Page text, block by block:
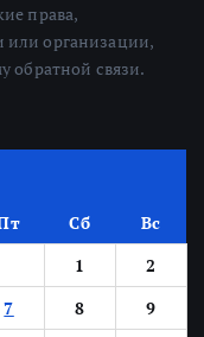
права,
организации,
обратной связи.
Сб
Вс
1
2
7 8
9